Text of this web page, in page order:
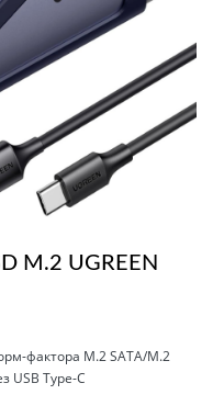
M.2 UGREEN
фактора M.2 SATA/M.2
USB Type-C